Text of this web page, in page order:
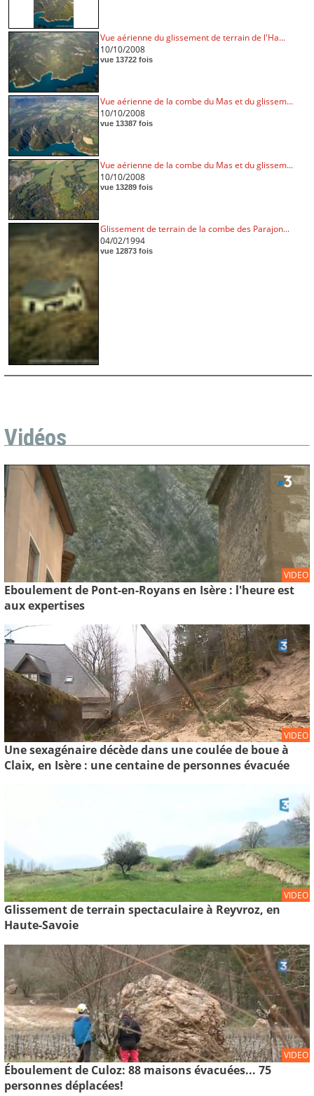
Vue aérienne du glissement de terrain de l'Ha...
10/10/2008
vue 13722 fois
Vue aérienne de la combe du Mas et du glissem...
10/10/2008
vue 13387 fois
Vue aérienne de la combe du Mas et du glissem...
10/10/2008
vue 13289 fois
Glissement de terrain de la combe des Parajon...
04/02/1994
vue 12873 fois
Vidéos
VIDEO
Eboulement de Pont-en-Royans en Isère : l'heure est
aux expertises
VIDEO
Une sexagénaire décède dans une coulée de boue à
Claix, en Isère : une centaine de personnes évacuée
VIDEO
Glissement de terrain spectaculaire à Reyvroz, en
Haute-Savoie
VIDEO
Éboulement de Culoz: 88 maisons évacuées... 75
personnes déplacées!